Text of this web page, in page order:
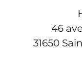
46
31650